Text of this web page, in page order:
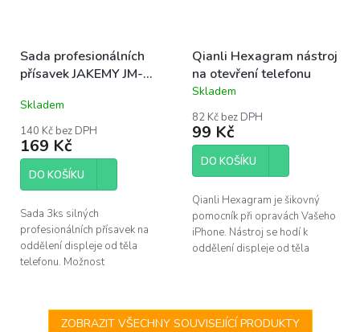
Sada profesionálních
přísavek JAKEMY JM-
Skladem
140 Kč bez DPH
169 Kč
DO KOŠÍKU
Sada 3ks silných
profesionálních přísavek na
oddělení displeje od těla
telefonu. Možnost
Qianli Hexagram nástroj
na otevření telefonu
Průměrné
produktu
je
5,0
hvězdiček.
Skladem
82 Kč bez DPH
99 Kč
DO KOŠÍKU
Qianli Hexagram je šikovný
pomocník při opravách Vašeho
iPhone. Nástroj se hodí k
oddělení displeje od těla
ZOBRAZIT VŠECHNY SOUVISEJÍCÍ PRODUKTY